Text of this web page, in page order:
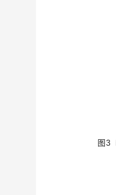
图 3